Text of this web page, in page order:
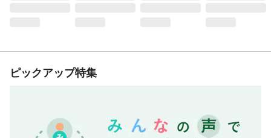
ピックアップ特集